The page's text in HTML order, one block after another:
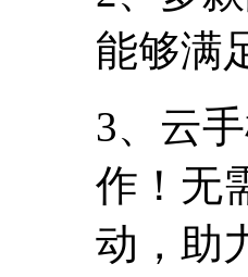
能够满
3、云
作！无
动，助